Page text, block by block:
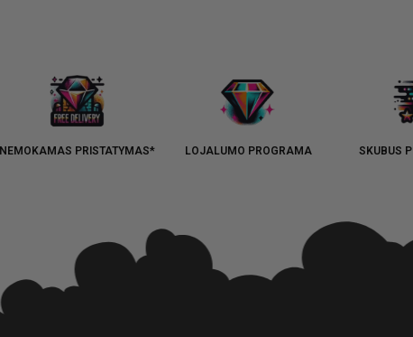
NEMOKAMAS PRISTATYMAS* LOJALUMO PROGRAMA SKUBUS